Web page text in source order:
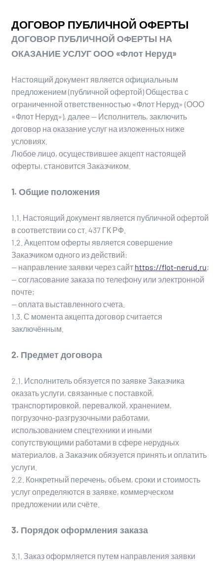
ДОГОВОР ПУБЛИЧНОЙ ОФЕРТЫ
ДОГОВОР ПУБЛИЧНОЙ ОФЕРТЫ НА
ОКАЗАНИЕ УСЛУГ ООО «Флот Неруд»
Настоящий документ является официальным
предложением (публичной офертой) Общества с
ограниченной ответственностью «Флот Неруд» (ООО
«Флот Неруд»), далее — Исполнитель, заключить
договор на оказание услуг на изложенных ниже
условиях.
Любое лицо, осуществившее акцепт настоящей
оферты, становится Заказчиком.
1. Общие положения
1.1. Настоящий документ является публичной офертой
в соответствии со ст. 437 ГК РФ.
1.2. Акцептом оферты является совершение
Заказчиком одного из действий:
— направление заявки через сайт https://flot-nerud.ru;
— согласование заказа по телефону или электронной
почте;
— оплата выставленного счета.
1.3. С момента акцепта договор считается
заключённым.
2. Предмет договора
2.1. Исполнитель обязуется по заявке Заказчика
оказать услуги, связанные с поставкой,
транспортировкой, перевалкой, хранением,
погрузочно-разгрузочными работами,
использованием спецтехники и иными
сопутствующими работами в сфере нерудных
материалов, а Заказчик обязуется принять и оплатить
услуги.
2.2. Конкретный перечень, объем, сроки и стоимость
услуг определяются в заявке, коммерческом
предложении или счёте.
3. Порядок оформления заказа
3.1. Заказ оформляется путем направления заявки